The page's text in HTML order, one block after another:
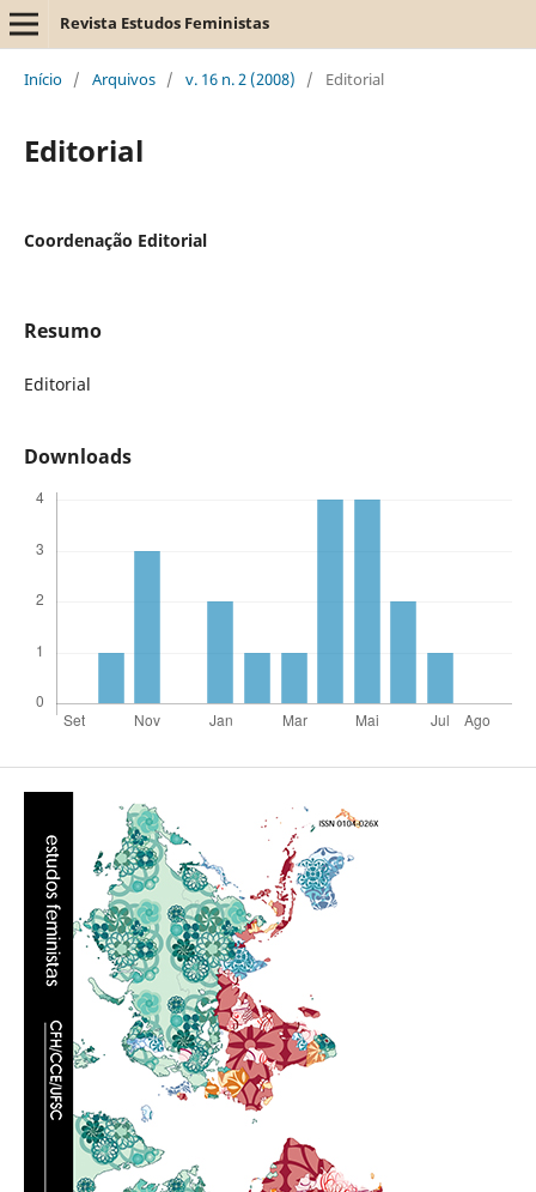
Revista Estudos Feministas
Início / Arquivos / v. 16 n. 2 (2008) / Editorial
Editorial
Coordenação Editorial
Resumo
Editorial
Downloads